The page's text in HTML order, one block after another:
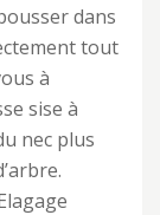
dans
tout
à
sise à
nec plus